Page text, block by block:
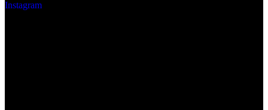
Instagram